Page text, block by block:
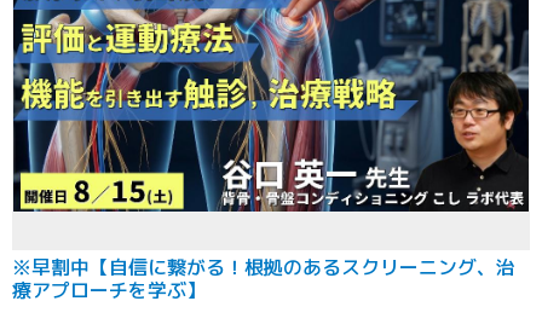
※早割中【自信に繋がる！根拠のあるスクリーニング、治
療アプローチを学ぶ】